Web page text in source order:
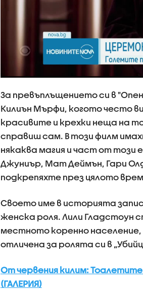
За превъплъщението си в
Килиън Мърфи, когото често
красивите и крехки неща на
справиш сам. В този филм
някаква магия и част от този
Джуниър, Мат Деймън, Гари
подкрепяхте през цялото
Своето име в историята
женска роля. Лили Гладстоун
местното коренно
отличена за ролята си в
От червения килим:
(ГАЛЕРИЯ)